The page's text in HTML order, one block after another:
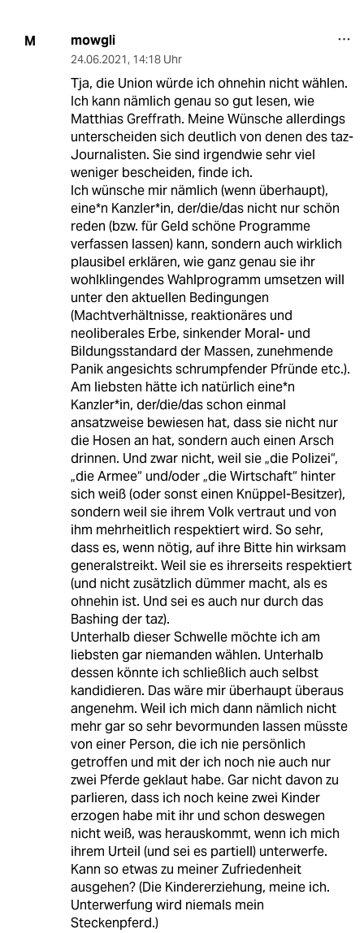
M mowgli
24.06.2021, 14:18 Uhr
Tja, die Union würde ich ohnehin nicht wählen.
Ich kann nämlich genau so gut lesen, wie
Matthias Greffrath. Meine Wünsche allerdings
unterscheiden sich deutlich von denen des taz-
Journalisten. Sie sind irgendwie sehr viel
weniger bescheiden, finde ich.
Ich wünsche mir nämlich (wenn überhaupt),
eine*n Kanzler*in, der/die/das nicht nur schön
reden (bzw. für Geld schöne Programme
verfassen lassen) kann, sondern auch wirklich
plausibel erklären, wie ganz genau sie ihr
wohlklingendes Wahlprogramm umsetzen will
unter den aktuellen Bedingungen
(Machtverhältnisse, reaktionäres und
neoliberales Erbe, sinkender Moral- und
Bildungsstandard der Massen, zunehmende
Panik angesichts schrumpfender Pfründe etc.).
Am liebsten hätte ich natürlich eine*n
Kanzler*in, der/die/das schon einmal
ansatzweise bewiesen hat, dass sie nicht nur
die Hosen an hat, sondern auch einen Arsch
drinnen. Und zwar nicht, weil sie „die Polizei“,
„die Armee“ und/oder „die Wirtschaft“ hinter
sich weiß (oder sonst einen Knüppel-Besitzer),
sondern weil sie ihrem Volk vertraut und von
ihm mehrheitlich respektiert wird. So sehr,
dass es, wenn nötig, auf ihre Bitte hin wirksam
generalstreikt. Weil sie es ihrerseits respektiert
(und nicht zusätzlich dümmer macht, als es
ohnehin ist. Und sei es auch nur durch das
Bashing der taz).
Unterhalb dieser Schwelle möchte ich am
liebsten gar niemanden wählen. Unterhalb
dessen könnte ich schließlich auch selbst
kandidieren. Das wäre mir überhaupt überaus
angenehm. Weil ich mich dann nämlich nicht
mehr gar so sehr bevormunden lassen müsste
von einer Person, die ich nie persönlich
getroffen und mit der ich noch nie auch nur
zwei Pferde geklaut habe. Gar nicht davon zu
parlieren, dass ich noch keine zwei Kinder
erzogen habe mit ihr und schon deswegen
nicht weiß, was herauskommt, wenn ich mich
ihrem Urteil (und sei es partiell) unterwerfe.
Kann so etwas zu meiner Zufriedenheit
ausgehen? (Die Kindererziehung, meine ich.
Unterwerfung wird niemals mein
Steckenpferd.)